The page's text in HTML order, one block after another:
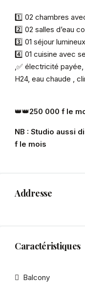
1️⃣ 02 chambres
2️⃣ 02 salles d’eau
3️⃣ 01 séjour
4️⃣ 01 cuisine avec
,✅ électricité
H24, eau chaude ,
👑👑250 000 f le
NB : Studio aussi
f le mois
Addresse
Caractéristiques
Balcony